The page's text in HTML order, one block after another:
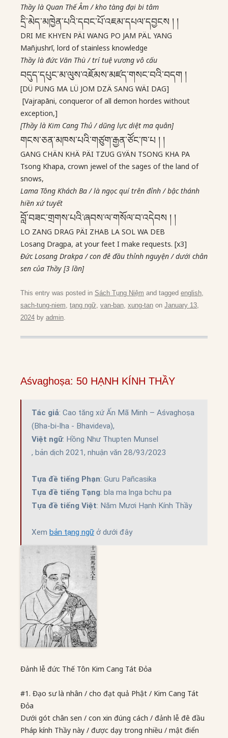
Thầy là Quan Thế Âm / kho tàng đại bi tâm
དྲི་མེད་མཁྱེན་པའི་དབང་པོ་འཇམ་དཔལ་དབྱངས ། །
DRI ME KHYEN PÄI WANG PO JAM PÄL YANG
Mañjushrī, lord of stainless knowledge
Thầy là đức Văn Thù / trí tuệ vương vô cấu
བདུད་དཔུང་མ་ལུས་འཇོམས་མཛད་གསང་བའི་བདག །
[DÜ PUNG MA LÜ JOM DZÄ SANG WÄI DAG]
[Vajrapāni, conqueror of all demon hordes without
exception,]
[Thầy là Kim Cang Thủ / dũng lực diệt ma quân]
གངས་ཅན་མཁས་པའི་གཙུག་རྒྱན་ཙོང་ཁ་པ ། །
GANG CHÄN KHÄ PÄI TZUG GYÄN TSONG KHA PA
Tsong Khapa, crown jewel of the sages of the land of
snows,
Lama Tông Khách Ba / là ngọc quí trên đỉnh / bậc thánh
hiền xứ tuyết
བློ་བཟང་གྲགས་པའི་ཞབས་ལ་གསོལ་བ་འདེབས ། །
LO ZANG DRAG PÄI ZHAB LA SOL WA DEB
Losang Dragpa, at your feet I make requests. [x3]
Đức Losang Drakpa / con đê đầu thỉnh nguyện / dưới chân
sen của Thầy [3 lần]
This entry was posted in Sách Tụng Niệm and tagged english
sach-tung-niem tạng ngữ van-ban xung-tan on January 13,
2024 by admin
Aśvaghoṣa: 50 HẠNH KÍNH THẦY
Tác giả: Cao tăng xứ Ấn Mã Minh – Aśvaghoṣa
Việt ngữ: Hồng Như Thupten Munsel
, bản dịch 2021, nhuận văn 28/93/2023
Tựa đề tiếng Phạn
Tựa đề tiếng Tạng
Tựa đề tiếng Việt: Năm Mươi Hạnh Kính Thầy
Xem bản tạng ngữ ở dưới đây
Đảnh lễ đức Thế Tôn Kim Cang Tát Đỏa
#1. Đạo sư là nhân / cho đạt quả Phật / Kim Cang Tát
Đỏa
Dưới gót chân sen / con xin đúng cách / đảnh lễ đê đầu
Pháp kính Thầy này / được dạy trong nhiều / mật điển